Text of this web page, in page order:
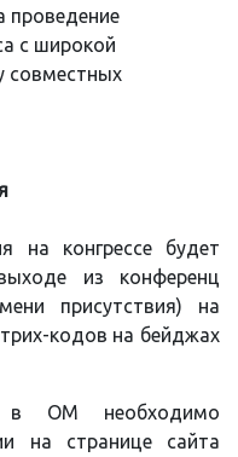
проведение
с широкой
совместных
на конгрессе будет
из конференц
присутствия) на
кодов на бейджах
в ОМ необходимо
на странице сайта